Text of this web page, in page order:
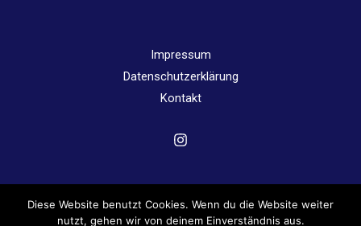
Impressum
Datenschutzerklärung
Kontakt
Copyright © 2026 Angergymnasium Jena | Powered by
Angergymnasium Jena
Diese Website benutzt Cookies. Wenn du die Website weiter
nutzt, gehen wir von deinem Einverständnis aus.